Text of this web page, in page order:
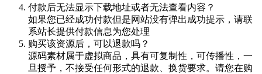
付款后无法显示下载地址或者无法查看内容？
如果您已经成功付款但是网站没有弹出成功提示，请联
系站长提供付款信息为您处理
购买该资源后，可以退款吗？
源码素材属于虚拟商品，具有可复制性，可传播性，一
旦授予，不接受任何形式的退款、换货要求。请您在购